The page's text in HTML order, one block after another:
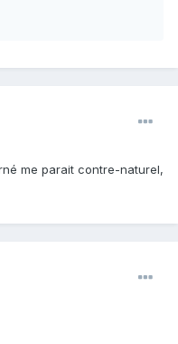
me parait contre-naturel,